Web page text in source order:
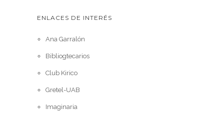
ENLACES DE INTERÉS
Ana Garralón
Bibliogtecarios
Club Kirico
Gretel-UAB
Imaginaria